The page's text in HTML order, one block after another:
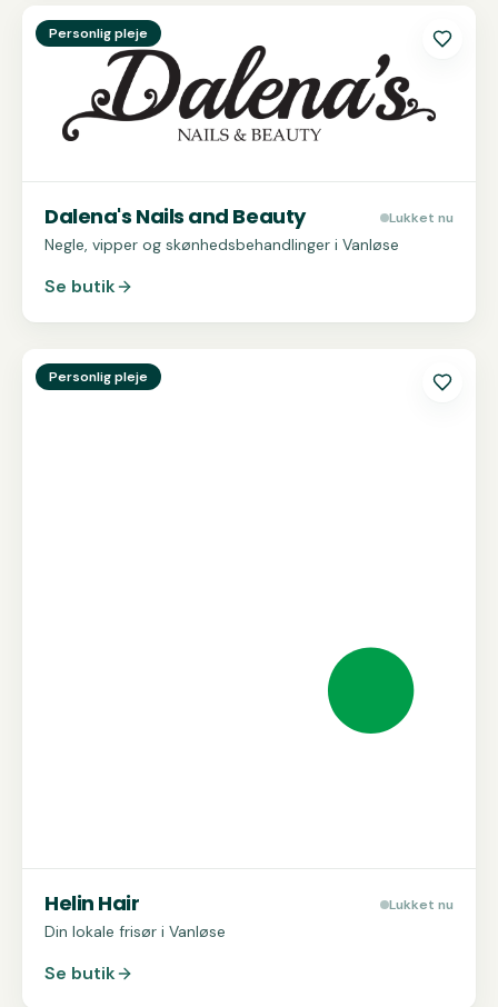
SeDalena's Nails and Beauty
Personlig pleje
Dalena's Nails and Beauty Lukket nu
Negle, vipper og skønhedsbehandlinger i Vanløse
Se butik
SeHelin Hair
Personlig pleje
Helin Hair Lukket nu
Din lokale frisør i Vanløse
Se butik